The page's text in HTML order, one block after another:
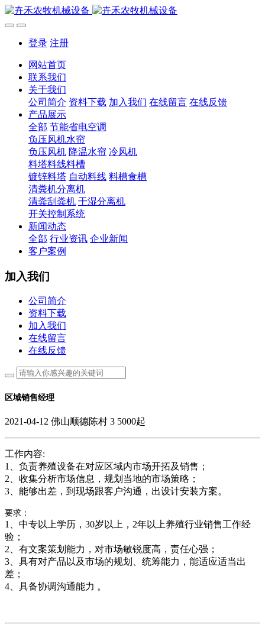
登录 注册
网站首页
联系我们
关于我们
公司简介 资料下载 加入我们 在线留言 在线反馈
产品展示
全部 节能省电空调
负压风机水帘
负压风机 降温水帘 冷风机
料塔料线料槽
镀锌料塔 自动料线 料槽食槽
清粪机分离机
清粪刮粪机 干湿分离机
开关控制系统
新闻动态
全部 行业资讯 企业新闻
客户案例
加入我们
公司简介
资料下载
加入我们
在线留言
在线反馈
区域销售经理
2021-04-12 佛山顺德陈村 3 5000起
工作内容:
1、负责养殖设备在对应区域内市场开拓及销售；
2、收集分析市场信息，规划当地的市场策略；
3、能够出差，到现场跟客户沟通，出设计安装方案。
要求：
1、中专以上学历，30岁以上，2年以上养殖行业销售工作经
验；
2、有文案策划能力，对市场敏锐度高，责任心强；
3、具有对产品以及市场的规划、统筹能力，能适应适当出
差；
4、具备协调沟通能力 。